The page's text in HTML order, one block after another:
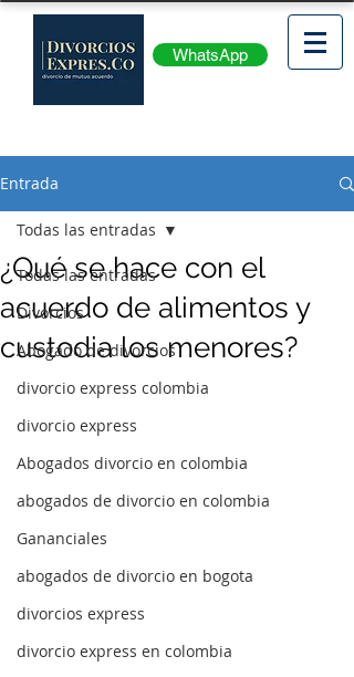
WhatsApp
Entrada
Todas las entradas
Divorcios
Abogado de divorcios
divorcio express colombia
divorcio express
Abogados divorcio en colombia
abogados de divorcio en colombia
Gananciales
abogados de divorcio en bogota
divorcios express
divorcio express en colombia
Todas las entradas
¿Qué se hace con el
acuerdo de alimentos y
custodia los menores?